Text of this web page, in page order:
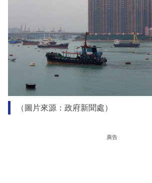
（圖片來源：政府新聞處）
廣告